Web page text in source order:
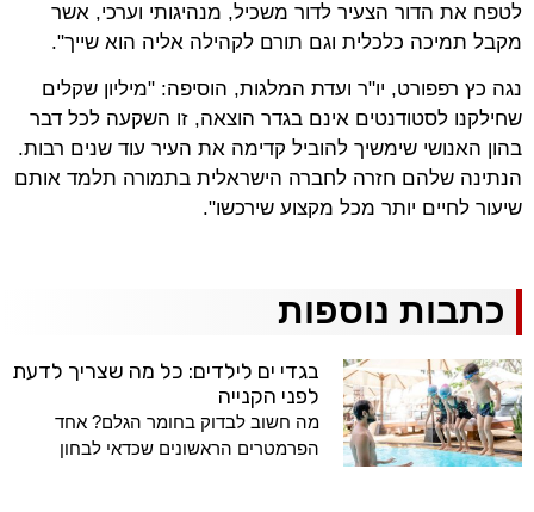
לטפח את הדור הצעיר לדור משכיל, מנהיגותי וערכי, אשר
מקבל תמיכה כלכלית וגם תורם לקהילה אליה הוא שייך".
נגה כץ רפפורט, יו"ר ועדת המלגות, הוסיפה: "מיליון שקלים
שחילקנו לסטודנטים אינם בגדר הוצאה, זו השקעה לכל דבר
בהון האנושי שימשיך להוביל קדימה את העיר עוד שנים רבות.
הנתינה שלהם חזרה לחברה הישראלית בתמורה תלמד אותם
שיעור לחיים יותר מכל מקצוע שירכשו".
כתבות נוספות
בגדי ים לילדים: כל מה שצריך לדעת
לפני הקנייה
מה חשוב לבדוק בחומר הגלם? אחד
הפרמטרים הראשונים שכדאי לבחון